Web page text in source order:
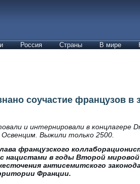
Россия Страны В мире
соучастие французов в
и интернировали в концлагере
Выжили только 2500.
французского
нацистами в годы Второй
антисемитского
Франции.